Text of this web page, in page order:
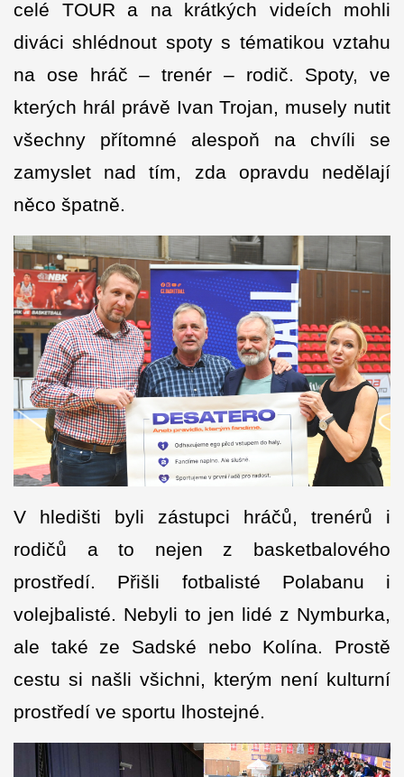
celé TOUR a na krátkých videích mohli
diváci shlédnout spoty s tématikou vztahu
na ose hráč – trenér – rodič. Spoty, ve
kterých hrál právě Ivan Trojan, musely nutit
všechny přítomné alespoň na chvíli se
zamyslet nad tím, zda opravdu nedělají
něco špatně.
V hledišti byli zástupci hráčů, trenérů i
rodičů a to nejen z basketbalového
prostředí. Přišli fotbalisté Polabanu i
volejbalisté. Nebyli to jen lidé z Nymburka,
ale také ze Sadské nebo Kolína. Prostě
cestu si našli všichni, kterým není kulturní
prostředí ve sportu lhostejné.